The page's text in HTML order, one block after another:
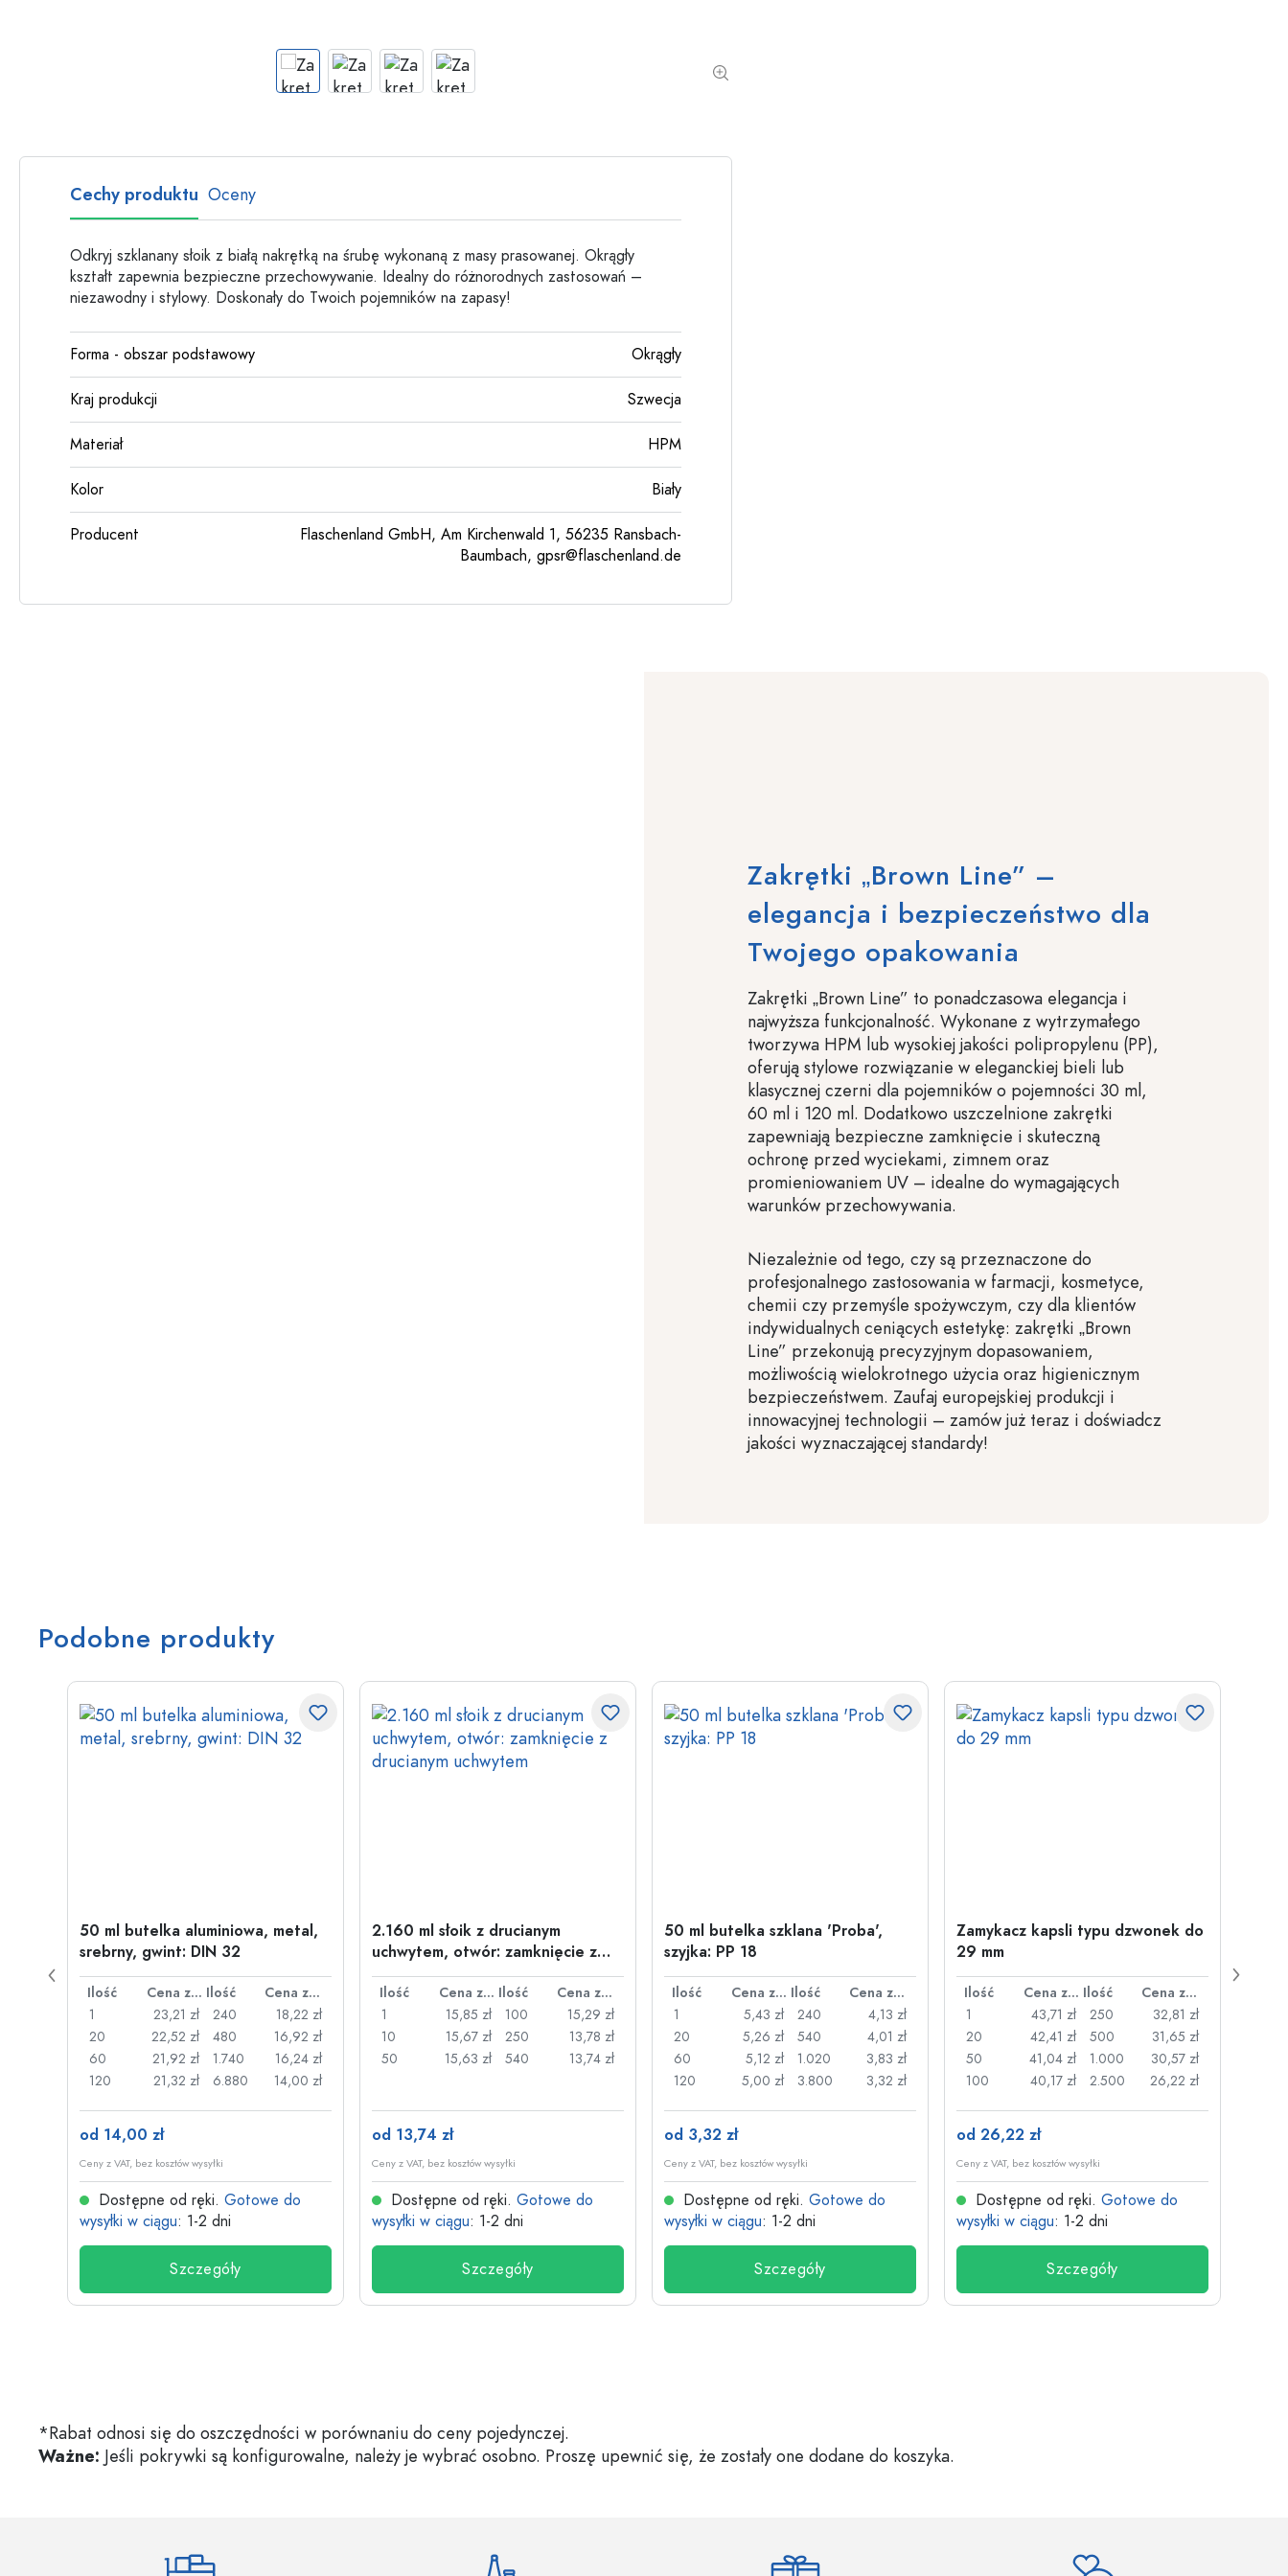
Cechy produktu Oceny
Odkryj szklanany słoik z białą nakrętką na śrubę wykonaną z masy prasowanej. Okrągły
kształt zapewnia bezpieczne przechowywanie. Idealny do różnorodnych zastosowań –
niezawodny i stylowy. Doskonały do Twoich pojemników na zapasy!
Forma - obszar podstawowy Okrągły
Kraj produkcji Szwecja
Materiał HPM
Kolor Biały
Producent
Flaschenland GmbH, Am Kirchenwald 1, 56235 Ransbach-
Baumbach, gpsr@flaschenland.de
Zakrętki „Brown Line” –
elegancja i bezpieczeństwo dla
Twojego opakowania
Zakrętki „Brown Line” to ponadczasowa elegancja i
najwyższa funkcjonalność. Wykonane z wytrzymałego
tworzywa HPM lub wysokiej jakości polipropylenu (PP),
oferują stylowe rozwiązanie w eleganckiej bieli lub
klasycznej czerni dla pojemników o pojemności 30 ml,
60 ml i 120 ml. Dodatkowo uszczelnione zakrętki
zapewniają bezpieczne zamknięcie i skuteczną
ochronę przed wyciekami, zimnem oraz
promieniowaniem UV – idealne do wymagających
warunków przechowywania.
Niezależnie od tego, czy są przeznaczone do
profesjonalnego zastosowania w farmacji, kosmetyce,
chemii czy przemyśle spożywczym, czy dla klientów
indywidualnych ceniących estetykę: zakrętki „Brown
Line” przekonują precyzyjnym dopasowaniem,
możliwością wielokrotnego użycia oraz higienicznym
bezpieczeństwem. Zaufaj europejskiej produkcji i
innowacyjnej technologii – zamów już teraz i doświadcz
jakości wyznaczającej standardy!
Podobne produkty
50 ml butelka aluminiowa, metal,
srebrny, gwint: DIN 32
Ilość Cena za sztukę Ilość
Cena za sztukę
1
23,21 zł
20
22,52 zł
60
21,92 zł
120
21,32 zł
240
18,22 zł
480
16,92 zł
1.740
16,24 zł
6.880
14,00 zł
od 14,00 zł
Ceny z VAT, bez kosztów wysyłki
Dostępne od ręki. Gotowe do
wysyłki w ciągu: 1-2 dni
Szczegóły
2.160 ml słoik z drucianym
uchwytem, otwór: zamknięcie z
drucianym uchwytem
Ilość Cena za sztukę Ilość
Cena za sztukę
1
15,85 zł
10
15,67 zł
50
15,63 zł
100
15,29 zł
250
13,78 zł
540
13,74 zł
od 13,74 zł
Ceny z VAT, bez kosztów wysyłki
Dostępne od ręki. Gotowe do
wysyłki w ciągu: 1-2 dni
Szczegóły
50 ml butelka szklana 'Proba',
szyjka: PP 18
Ilość Cena za sztukę Ilość
Cena za sztukę
1
5,43 zł
20
5,26 zł
60
5,12 zł
120
5,00 zł
240
4,13 zł
540
4,01 zł
1.020
3,83 zł
3.800
3,32 zł
od 3,32 zł
Ceny z VAT, bez kosztów wysyłki
Dostępne od ręki. Gotowe do
wysyłki w ciągu: 1-2 dni
Szczegóły
Zamykacz kapsli typu dzwonek do
29 mm
Ilość Cena za sztukę Ilość
Cena za sztukę
1
43,71 zł
20
42,41 zł
50
41,04 zł
100
40,17 zł
250
32,81 zł
500
31,65 zł
1.000
30,57 zł
2.500
26,22 zł
od 26,22 zł
Ceny z VAT, bez kosztów wysyłki
Dostępne od ręki. Gotowe do
wysyłki w ciągu: 1-2 dni
Szczegóły
*Rabat odnosi się do oszczędności w porównaniu do ceny pojedynczej.
Ważne: Jeśli pokrywki są konfigurowalne, należy je wybrać osobno. Proszę upewnić się, że zostały one dodane do koszyka.